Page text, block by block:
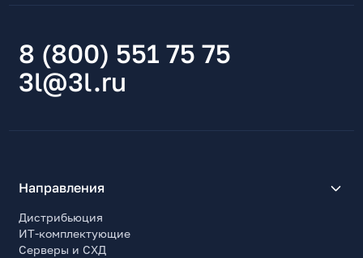
8 (800) 551 75 75
3l@3l.ru
Направления
Дистрибьюция
ИТ-комплектующие
Серверы и СХД